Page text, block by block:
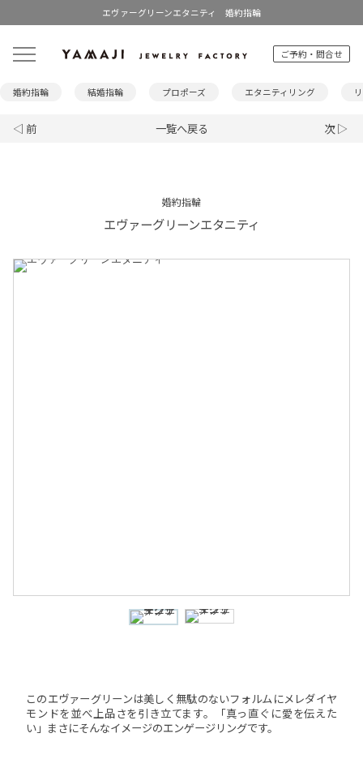
エヴァーグリーンエタニティ 婚約指輪
ご予約・問合せ
婚約指輪 結婚指輪 プロポーズ エタニティリング
◁ 前 一覧へ戻る 次 ▷
婚約指輪
エヴァーグリーンエタニティ
このエヴァーグリーンは美しく無駄のないフォルムにメレダイヤ
モンドを並べ上品さを引き立てます。「真っ直ぐに愛を伝えた
い」まさにそんなイメージのエンゲージリングです。